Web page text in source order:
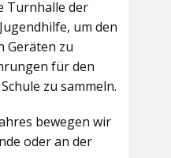
Turnhalle der
um den
Geräten zu
für den
zu sammeln.
bewegen wir
oder an der